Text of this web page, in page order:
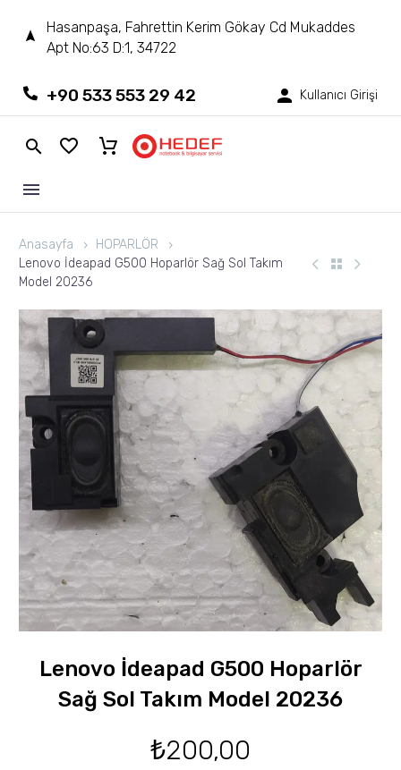
Hasanpaşa, Fahrettin Kerim Gökay Cd Mukaddes
Apt No:63 D:1, 34722
+90 533 553 29 42 Kullanıcı Girişi
Anasayfa
HOPARLÖR
Lenovo İdeapad G500 Hoparlör Sağ Sol Takım
Model 20236
Lenovo İdeapad G500 Hoparlör
Sağ Sol Takım Model 20236
₺200,00